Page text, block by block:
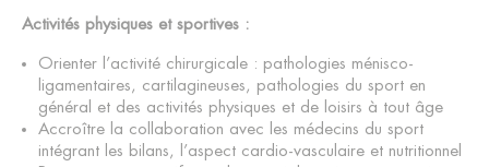
Activités physiques et sportives :
Orienter l’activité chirurgicale : pathologies ménisco-
ligamentaires, cartilagineuses, pathologies du sport en
général et des activités physiques et de loisirs à tout âge
Accroître la collaboration avec les médecins du sport
intégrant les bilans, l’aspect cardio-vasculaire et nutritionnel